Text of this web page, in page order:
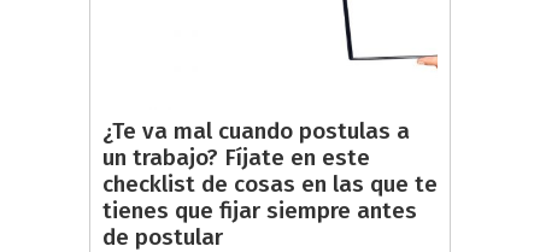
¿Te va mal cuando postulas a
un trabajo? Fíjate en este
checklist de cosas en las que te
tienes que fijar siempre antes
de postular